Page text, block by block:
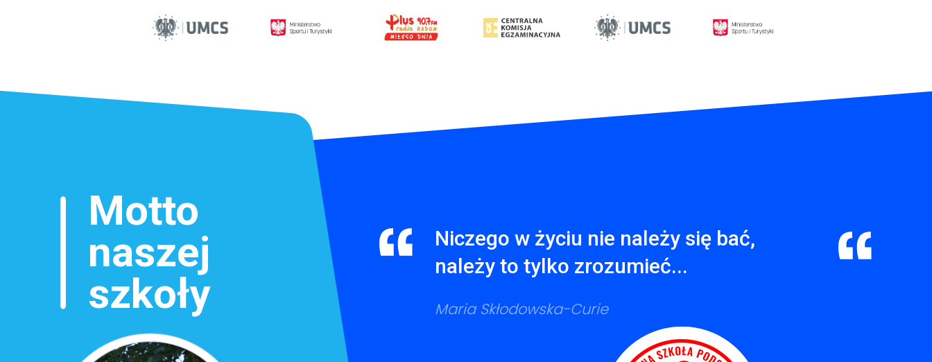
Niczego w życiu nie należy się bać,
należy to tylko zrozumieć...
Maria Skłodowska-Curie